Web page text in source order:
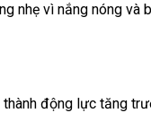
nhẹ vì nắng nóng và
động lực tăng